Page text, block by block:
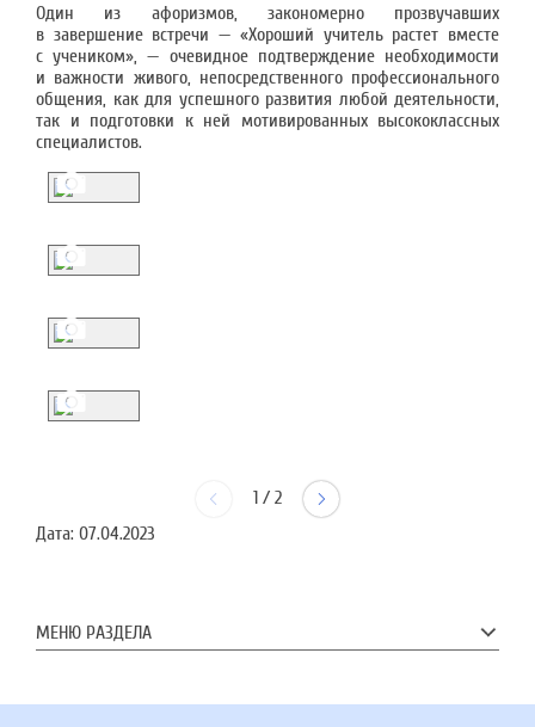
Один из афоризмов, закономерно прозвучавших
в завершение встречи — «Хороший учитель растет вместе
с учеником», — очевидное подтверждение необходимости
и важности живого, непосредственного профессионального
общения, как для успешного развития любой деятельности,
так и подготовки к ней мотивированных высококлассных
специалистов.
1 / 2
Дата: 07.04.2023
МЕНЮ РАЗДЕЛА